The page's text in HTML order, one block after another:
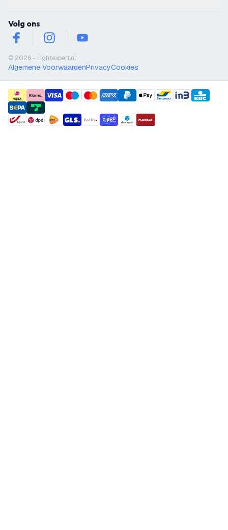
Volg ons
facebookinstagramyoutube
© 2026 - Lightexpert.nl
Algemene VoorwaardenPrivacyCookies
payment methods
shipment methods